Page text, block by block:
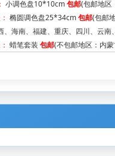
小调色盘10*10cm包邮(包邮地区
椭圆调色盘25*34cm包邮(包邮
、海南、福建、重庆、四川、云南
蜡笔套装 包邮(不包邮地区：内